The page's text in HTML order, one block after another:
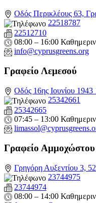
Οδός Περικλέους 63,
22518787
22512710
08:00 – 16:00
info@cyprusgreens.org
Γραφείο Λεμεσού
Οδός 16ης Ιουνίου
25342661
25342665
07:45 – 13:00
limassol@
Γραφείο Αμμοχώστου
Γρηγόρη Αυξεντίου 3,
23744975
23744974
08:00 – 14:00